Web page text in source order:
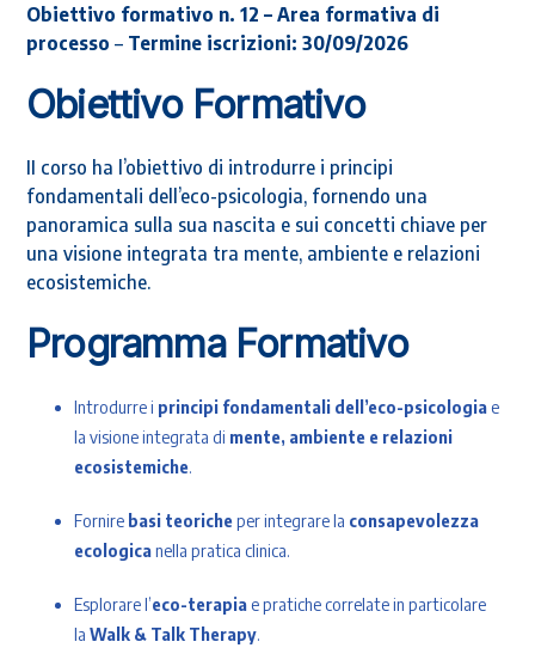
Obiettivo formativo n. 12 – Area formativa di
processo – Termine iscrizioni: 30/09/2026
Obiettivo Formativo
II corso ha l’obiettivo di introdurre i principi
fondamentali dell’eco-psicologia, fornendo una
panoramica sulla sua nascita e sui concetti chiave per
una visione integrata tra mente, ambiente e relazioni
ecosistemiche.
Programma Formativo
Introdurre i principi fondamentali dell’eco-psicologiae
la visione integrata di mente, ambiente e relazioni
ecosistemiche.
Fornire basi teoricheper integrare la consapevolezza
ecologicanella pratica clinica.
Esplorare l’eco-terapiae pratiche correlate in particolare
la Walk & Talk Therapy.